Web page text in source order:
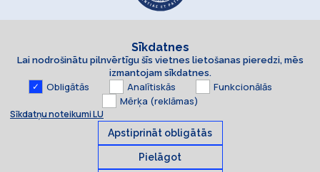
Sīkdatnes
Lai nodrošinātu pilnvērtīgu šīs vietnes lietošanas pieredzi, mēs
izmantojam sīkdatnes.
Obligātās Analītiskās
Funkcionālās
Mērķa (reklāmas)
Sīkdatņu noteikumi LU
Apstiprināt obligātās
Pielāgot